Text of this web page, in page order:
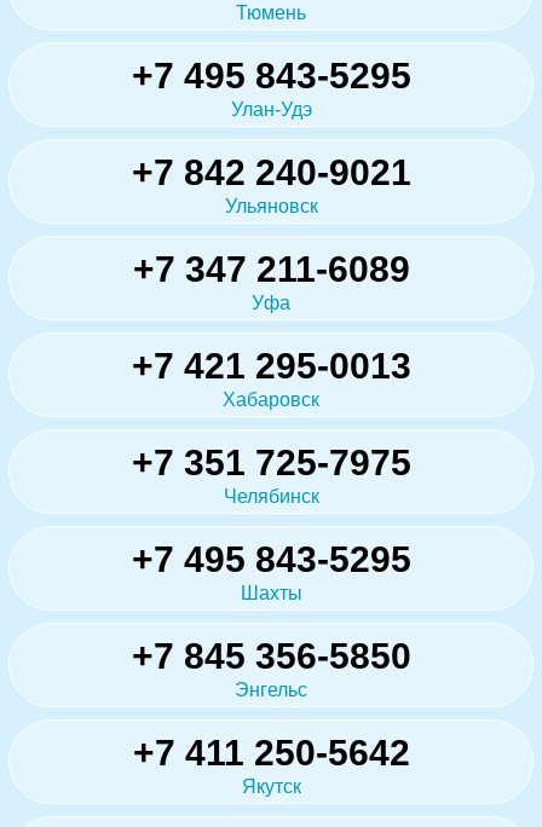
Тюмень
+7 495 843-5295
Улан-Удэ
+7 842 240-9021
Ульяновск
+7 347 211-6089
Уфа
+7 421 295-0013
Хабаровск
+7 351 725-7975
Челябинск
+7 495 843-5295
Шахты
+7 845 356-5850
Энгельс
+7 411 250-5642
Якутск